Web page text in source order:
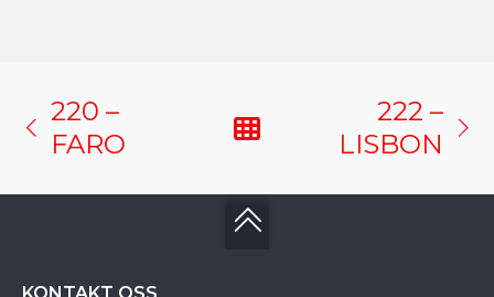
220 –
FARO
222 –
LISBON